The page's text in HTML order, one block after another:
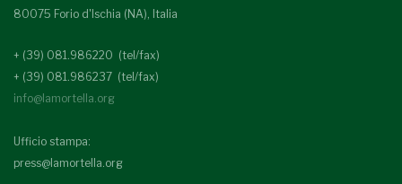
80075 Forio d'Ischia (NA), Italia
+ (39) 081.986220 (tel/fax)
+ (39) 081.986237 (tel/fax)
info@lamortella.org
Ufficio stampa:
press@lamortella.org